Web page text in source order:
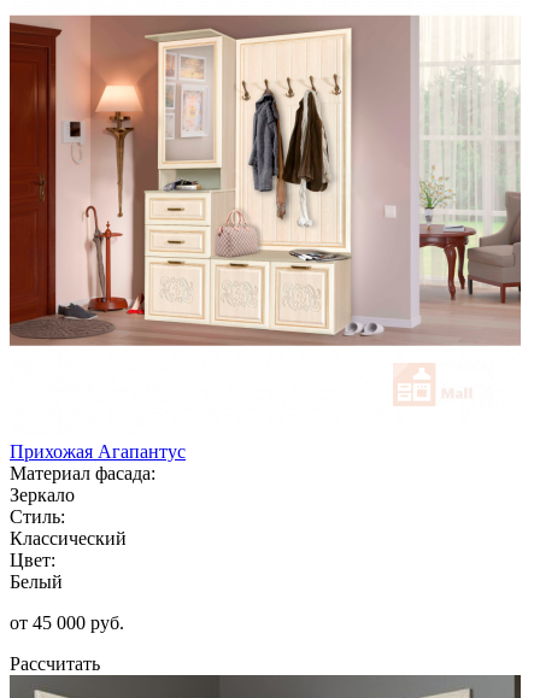
Прихожая Агапантус
Материал фасада:
Зеркало
Стиль:
Классический
Цвет:
Белый
от 45 000 руб.
Рассчитать